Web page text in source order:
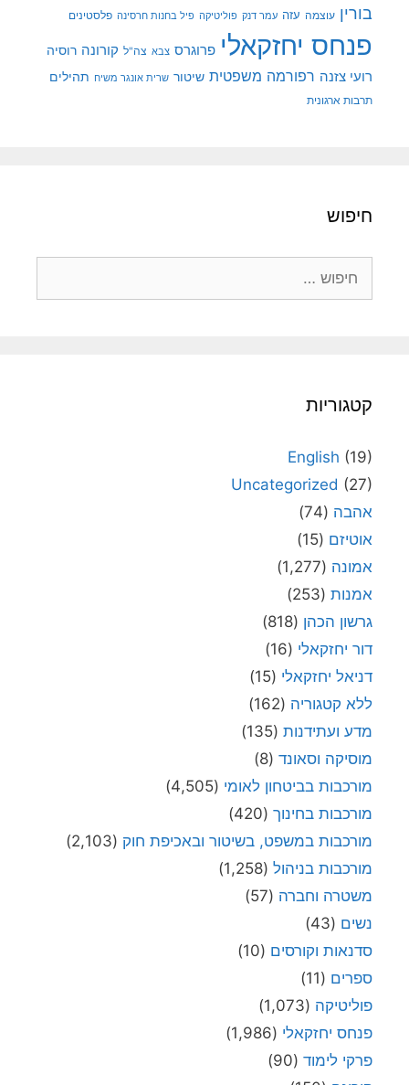
בורין עוצמה עזה עמר דנק פוליטיקה פיל בחנות חרסינה פלסטינים
פנחס יחזקאלי פרוגרס צבא צה"ל קורונה רוסיה
רועי צזנה רפורמה משפטית שיטור שרית אונגר משיח תהילים
תרבות ארגונית
חיפוש
קטגוריות
English (19)
Uncategorized (27)
אהבה (74)
אוטיזם (15)
אמונה (1,277)
אמנות (253)
גרשון הכהן (818)
דור יחזקאלי (16)
דניאל יחזקאלי (15)
ללא קטגוריה (162)
מדע ועתידנות (135)
מוסיקה וסאונד (8)
מורכבות בביטחון לאומי (4,505)
מורכבות בחינוך (420)
מורכבות במשפט, בשיטור ובאכיפת חוק (2,103)
מורכבות בניהול (1,258)
משטרה וחברה (57)
נשים (43)
סדנאות וקורסים (10)
ספרים (11)
פוליטיקה (1,073)
פנחס יחזקאלי (1,986)
פרקי לימוד (90)